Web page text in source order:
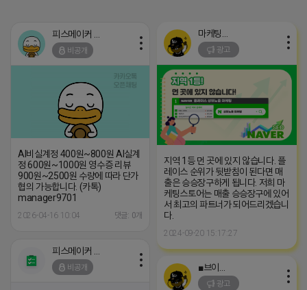
비공개
AI비실계정 400원~800원 AI실계
정 600원~1000원 영수증 리뷰
900원~2500원 수량에 따라 단가
협의 가능합니다. (카톡)
manager9701
2026-04-16 10:04 댓글: 0개
광고
지역 1등 먼 곳에 있지 않습니다. 플
레이스 순위가 뒷받침이 된다면 매
출은 승승장구하게 됩니다. 저희 마
케팅스토어는 매출 승승장구에 있어
서 최고의 파트너가 되어드리겠습니
다.
2024-09-20 15:17:27
비공개
광고